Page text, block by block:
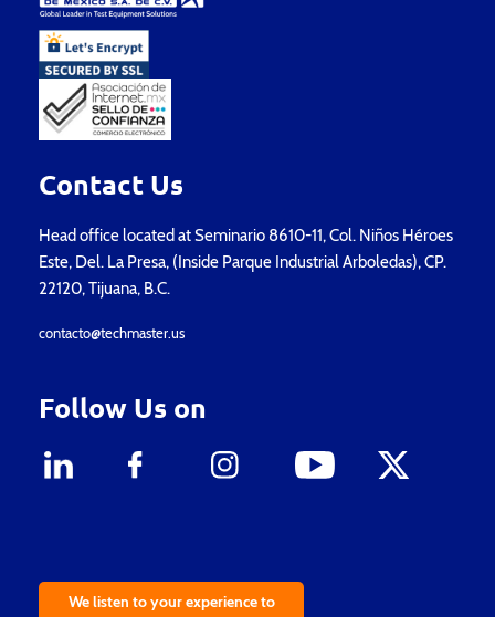
Contact Us
Head office located at Seminario 8610-11, Col. Niños Héroes
Este, Del. La Presa, (Inside Parque Industrial Arboledas), CP.
22120, Tijuana, B.C.
contacto@techmaster.us
Follow Us on
We listen to your experience to